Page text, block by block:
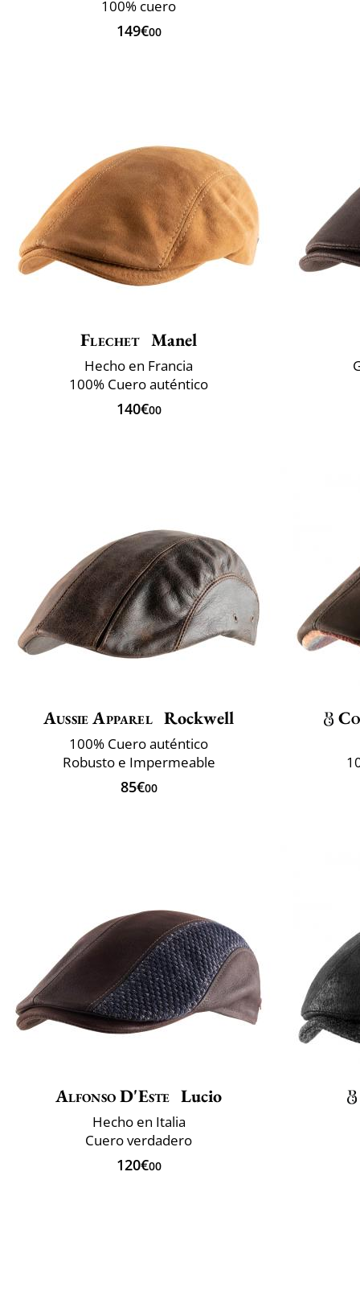
100% cuero
149€00
Flechet Manel
Hecho en Francia
100% Cuero auténtico
140€00
Aussie Apparel Rockwell
100% Cuero auténtico
Robusto e Impermeable
85€00
Alfonso D'Este Lucio
Hecho en Italia
Cuero verdadero
120€00